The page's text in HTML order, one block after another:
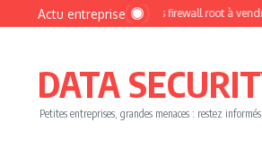
Aller au contenu
Actu entreprise
les étapes Accès firewall root à vendre !
DATA
Petites entreprises, grandes menaces : restez